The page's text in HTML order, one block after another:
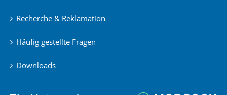
Recherche & Reklamation
Häufig gestellte Fragen
Downloads